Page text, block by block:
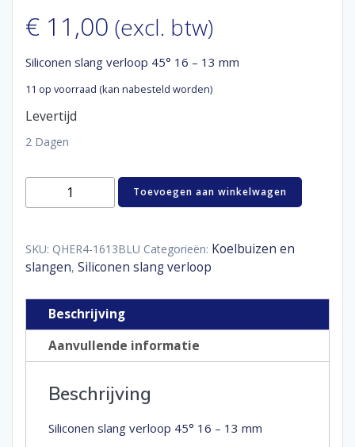
€ 11,00 (excl. btw)
Siliconen slang verloop 45° 16 – 13 mm
11 op voorraad (kan nabesteld worden)
Levertijd
2 Dagen
Siliconen
16
-
mm
aantal
Toevoegen aan winkelwagen
SKU: QHER4-1613BLU Categorieën: Koelbuizen en
slangen, Siliconen slang verloop
Beschrijving
Aanvullende informatie
Beschrijving
Siliconen slang verloop 45° 16 – 13 mm